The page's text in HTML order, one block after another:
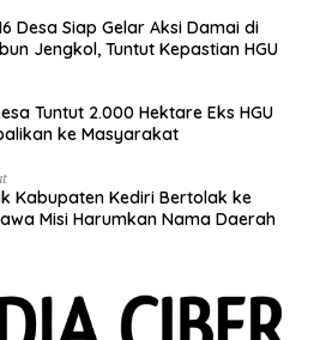
Desa Siap Gelar Aksi Damai di
Jengkol, Tuntut Kepastian HGU
Tuntut 2.000 Hektare Eks HGU
ke Masyarakat
Kabupaten Kediri Bertolak ke
Misi Harumkan Nama Daerah